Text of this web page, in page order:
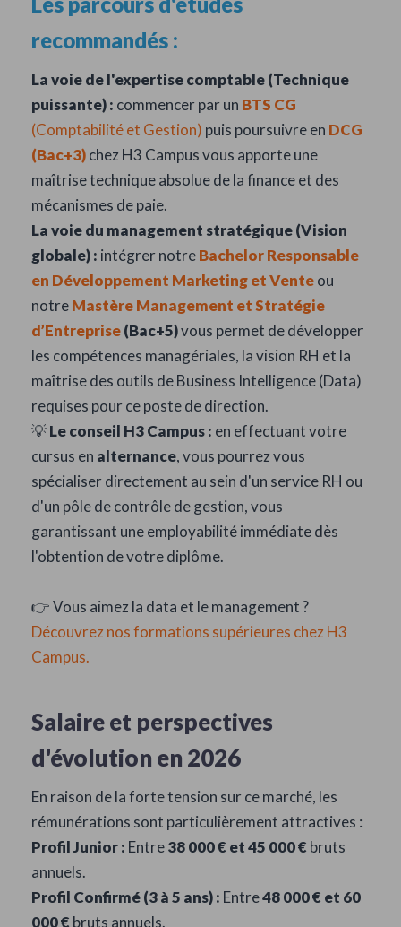
recommandés :
La voie de l'expertise comptable (Technique
puissante) : commencer par un BTS CG
(Comptabilité et Gestion) puis poursuivre en DCG
(Bac+3)chez H3 Campus vous apporte une
maîtrise technique absolue de la finance et des
mécanismes de paie.
La voie du management stratégique (Vision
globale) : intégrer notreBachelor Responsable
en Développement Marketing et Venteou
notreMastère Management et Stratégie
d’Entreprise(Bac+5)vous permet de développer
les compétences managériales, la vision RH et la
maîtrise des outils de Business Intelligence (Data)
requises pour ce poste de direction.
💡Le conseil H3 Campus : en effectuant votre
cursus en alternance, vous pourrez vous
spécialiser directement au sein d'un service RH ou
d'un pôle de contrôle de gestion, vous
garantissant une employabilité immédiate dès
l'obtention de votre diplôme.
👉 Vous aimez la data et le management ?
Découvrez nos formations supérieures chez H3
Campus.
Salaire et perspectives
d'évolution en 2026
En raison de la forte tension sur ce marché, les
rémunérations sont particulièrement attractives :
Profil Junior : Entre38 000 € et 45 000 € bruts
annuels.
Profil Confirmé (3 à 5 ans) : Entre48 000 € et 60
000 € bruts annuels.